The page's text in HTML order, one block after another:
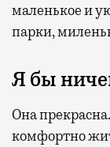
маленькое и
парки,
Я бы
Она
комфортно